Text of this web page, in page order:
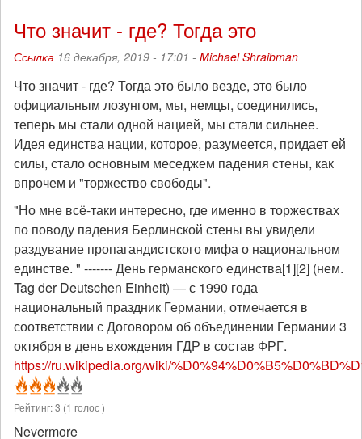
Что значит - где? Тогда это
Ссылка 16 декабря, 2019 - 17:01 - Michael Shraibman
Что значит - где? Тогда это было везде, это было
официальным лозунгом, мы, немцы, соединились,
теперь мы стали одной нацией, мы стали сильнее.
Идея единства нации, которое, разумеется, придает ей
силы, стало основным меседжем падения стены, как
впрочем и "торжество свободы".
"Но мне всё-таки интересно, где именно в торжествах
по поводу падения Берлинской стены вы увидели
раздувание пропагандистского мифа о национальном
единстве. " ------- День германского единства[1][2] (нем.
Tag der Deutschen Einheit) — с 1990 года
национальный праздник Германии, отмечается в
соответствии с Договором об объединении Германии 3
октября в день вхождения ГДР в состав ФРГ.
https://ru.wikipedia.org/wiki/
Рейтинг:3 (1 голос )
Nevermore